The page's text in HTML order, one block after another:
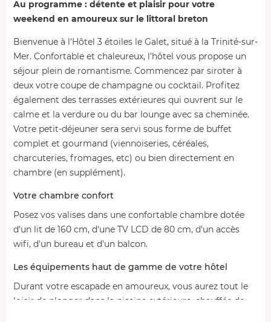
Au programme : détente et plaisir pour votre
weekend en amoureux sur le littoral breton
Bienvenue à l'Hôtel 3 étoiles le Galet, situé à la Trinité-sur-
Mer. Confortable et chaleureux, l'hôtel vous propose un
séjour plein de romantisme. Commencez par siroter à
deux votre coupe de champagne ou cocktail. Profitez
également des terrasses extérieures qui ouvrent sur le
calme et la verdure ou du bar lounge avec sa cheminée.
Votre petit-déjeuner sera servi sous forme de buffet
complet et gourmand (viennoiseries, céréales,
charcuteries, fromages, etc) ou bien directement en
chambre (en supplément).
Votre chambre confort
Posez vos valises dans une confortable chambre dotée
d'un lit de 160 cm, d'une TV LCD de 80 cm, d'un accès
wifi, d'un bureau et d'un balcon.
Les équipements haut de gamme de votre hôtel
Durant votre escapade en amoureux, vous aurez tout le
loisir de plonger dans la piscine extérieure, chauffée de